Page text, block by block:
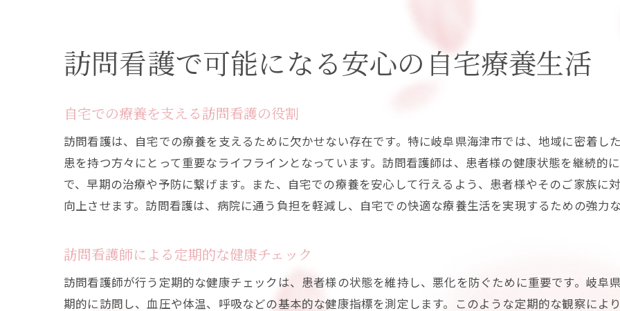
訪問看護が実現する新しい生活様式とその効果
新しい生活様式における訪問看護の役割
訪問看護が支える多様な家族構成の支援
環境に優しい訪問看護サービスの実践
持続可能なケアモデルの構築
訪問看護で可能になる安心の自宅療養生活
自宅での療養を支える訪問看護の役割
訪問看護は、自宅での療養を支えるために欠かせない存在です。特に岐阜県海津市では、地域に密着し
患を持つ方々にとって重要なライフラインとなっています。訪問看護師は、患者様の健康状態を継続的
で、早期の治療や予防に繋げます。また、自宅での療養を安心して行えるよう、患者様やそのご家族に
向上させます。訪問看護は、病院に通う負担を軽減し、自宅での快適な療養生活を実現するための強力
訪問看護師による定期的な健康チェック
訪問看護師が行う定期的な健康チェックは、患者様の状態を維持し、悪化を防ぐために重要です。岐阜
期的に訪問し、血圧や体温、呼吸などの基本的な健康指標を測定します。このような定期的な観察によ